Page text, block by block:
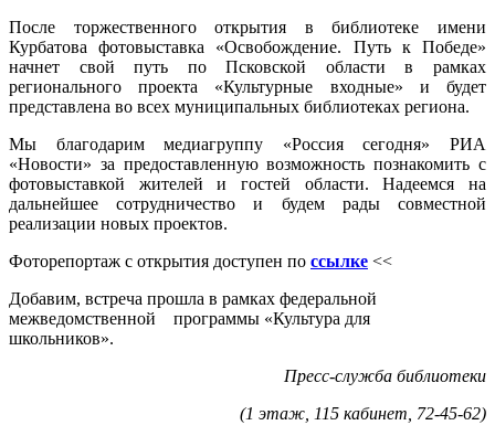
После торжественного открытия в библиотеке имени
Курбатова фотовыставка «Освобождение. Путь к Победе»
начнет свой путь по Псковской области в рамках
регионального проекта «Культурные входные» и будет
представлена во всех муниципальных библиотеках региона.
Мы благодарим медиагруппу «Россия сегодня» РИА
«Новости» за предоставленную возможность познакомить с
фотовыставкой жителей и гостей области. Надеемся на
дальнейшее сотрудничество и будем рады совместной
реализации новых проектов.
Фоторепортаж с открытия доступен по ссылке <<
Добавим, встреча прошла в рамках федеральной
межведомственной программы «Культура для
школьников».
Пресс-служба библиотеки
(1 этаж, 115 кабинет, 72-45-62)